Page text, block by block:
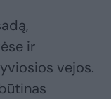
ir
vejos.